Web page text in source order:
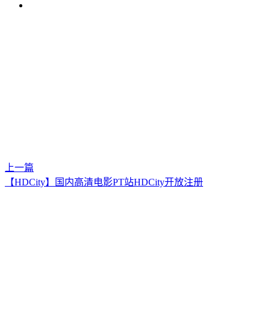
上一篇
【HDCity】国内高清电影PT站HDCity开放注册